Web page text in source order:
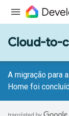
Cloud-to-
A migração para
Home foi